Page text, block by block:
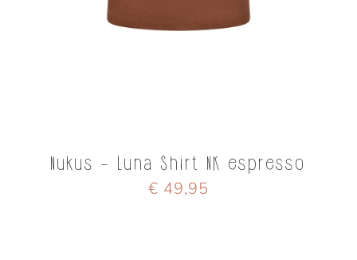
Nukus - Luna Shirt NK espresso
€ 49,95